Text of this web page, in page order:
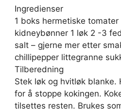
Ingredienser
1 boks hermetiske tomater
kidneybønner 1 løk 2 -3
salt – gjerne mer etter
chillipepper littegranne
Tilberedning
Stek løk og hvitløk blanke.
for å stoppe kokingen.
tilsettes resten. Brukes